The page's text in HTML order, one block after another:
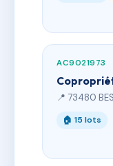
AC9021973
📍 73480
🏠 15 lots